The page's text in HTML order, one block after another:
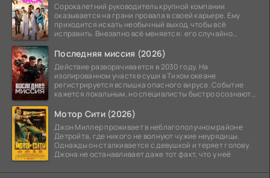
Сорокалетний руководитель крупной компании
оказывается на грани провала в своей карьере. Ему
приходится искать необычный выход, чтобы всё
исправить. Внезапно всё меняется: его случайно
Последняя миссия (2026)
Действие разворачивается в 2030 году. На
изолированном участке суши в Тихом океане
регистрируется вспышка опасного вируса. Событие
кажется локальным, но специалисты быстро осознают:
Мотор Сити (2026)
Джон Миллер проживает в неблагополучном районе
Детройта, где никого не волнуют чужие неурядицы.
Однажды он сталкивается с девушкой и теряет голову.
Джона не останавливает даже тот факт, что у неё